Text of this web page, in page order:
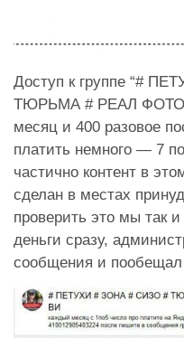
Доступ к группе “#
ТЮРЬМА # РЕАЛ ФОТО
месяц и 400 разовое
платить немного — 7
частично контент в
сделан в местах
проверить это мы так
деньги сразу,
сообщения и пообещал